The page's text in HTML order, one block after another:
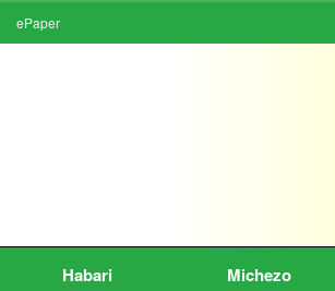
ePaper
Habari Michezo